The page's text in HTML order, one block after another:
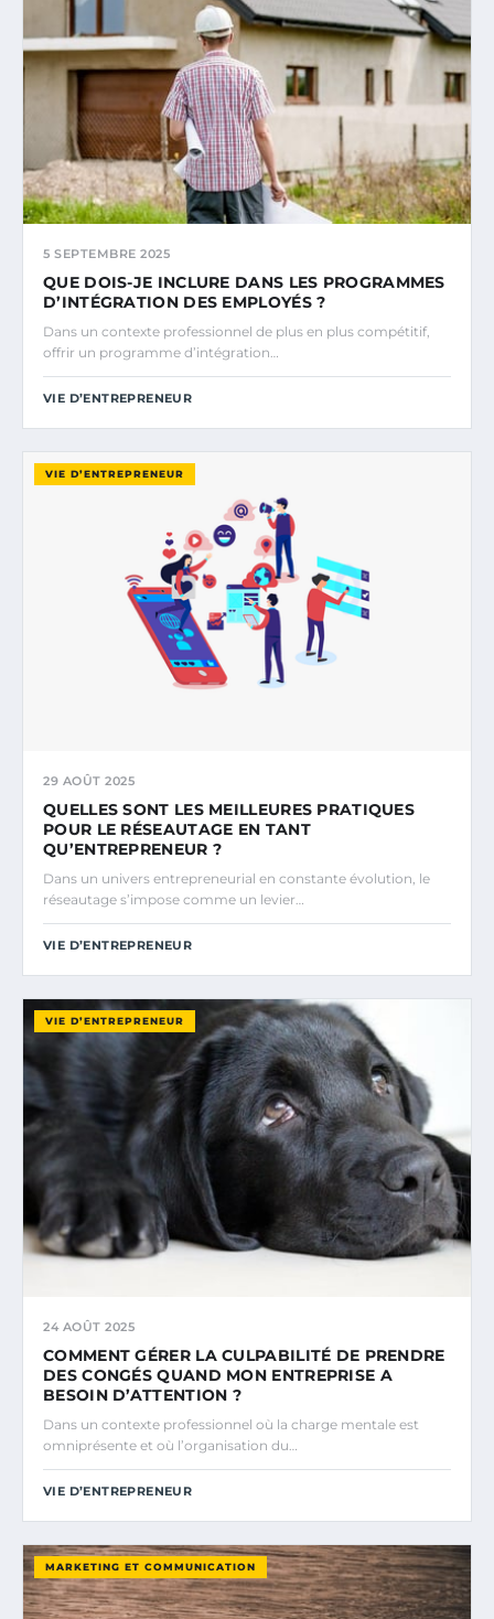
5 SEPTEMBRE 2025
QUE DOIS-JE INCLURE DANS LES PROGRAMMES
D’INTÉGRATION DES EMPLOYÉS ?
Dans un contexte professionnel de plus en plus compétitif,
offrir un programme d’intégration…
VIE D’ENTREPRENEUR
VIE D’ENTREPRENEUR
29 AOÛT 2025
QUELLES SONT LES MEILLEURES PRATIQUES
POUR LE RÉSEAUTAGE EN TANT
QU’ENTREPRENEUR ?
Dans un univers entrepreneurial en constante évolution, le
réseautage s’impose comme un levier…
VIE D’ENTREPRENEUR
VIE D’ENTREPRENEUR
24 AOÛT 2025
COMMENT GÉRER LA CULPABILITÉ DE PRENDRE
DES CONGÉS QUAND MON ENTREPRISE A
BESOIN D’ATTENTION ?
Dans un contexte professionnel où la charge mentale est
omniprésente et où l’organisation du…
VIE D’ENTREPRENEUR
MARKETING ET COMMUNICATION